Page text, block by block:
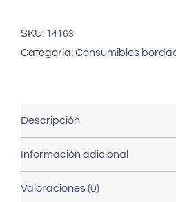
SKU: 14163
Categoría:Consumibles
Descripción
Información adicional
Valoraciones (0)